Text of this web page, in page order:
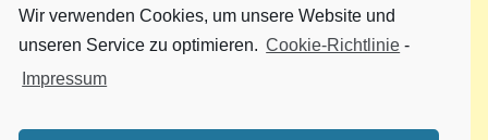
Wir verwenden Cookies, um unsere Website und
unseren Service zu optimieren. Cookie-Richtlinie -
Impressum